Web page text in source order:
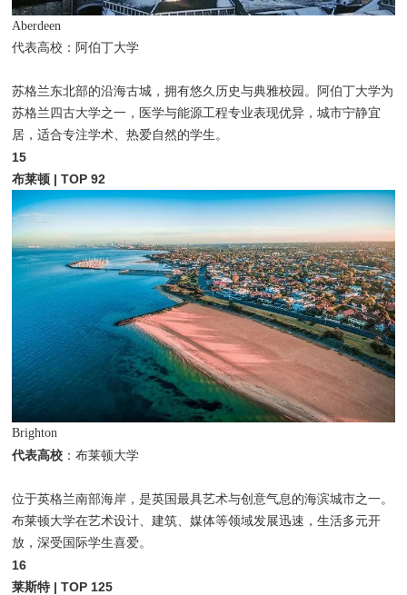
Aberdeen
代表高校：阿伯丁大学
苏格兰东北部的沿海古城，拥有悠久历史与典雅校园。阿伯丁大学为
苏格兰四古大学之一，医学与能源工程专业表现优异，城市宁静宜
居，适合专注学术、热爱自然的学生。
15
布莱顿 | TOP 92
Brighton
代表高校 ：布莱顿大学
位于英格兰南部海岸，是英国最具艺术与创意气息的海滨城市之一。
布莱顿大学在艺术设计、建筑、媒体等领域发展迅速，生活多元开
放，深受国际学生喜爱。
16
莱斯特 | TOP 125